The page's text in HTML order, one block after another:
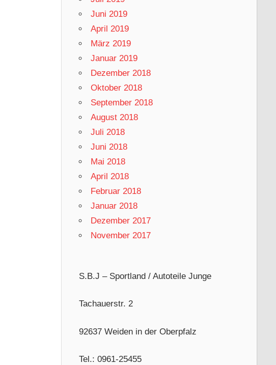
Juni 2019
April 2019
März 2019
Januar 2019
Dezember 2018
Oktober 2018
September 2018
August 2018
Juli 2018
Juni 2018
Mai 2018
April 2018
Februar 2018
Januar 2018
Dezember 2017
November 2017
S.B.J – Sportland / Autoteile Junge
Tachauerstr. 2
92637 Weiden in der Oberpfalz
Tel.: 0961-25455